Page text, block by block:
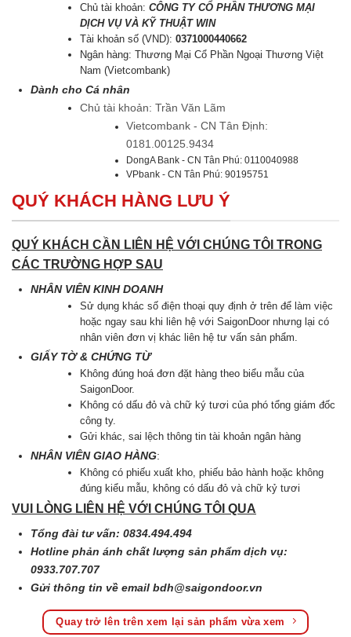
Chủ tài khoản:CÔNG TY CỔ PHẦN THƯƠNG MẠI
DỊCH VỤ VÀ KỸ THUẬT WIN
Tài khoản số (VND):0371000440662
Ngân hàng: Thương Mại Cổ Phần Ngoại Thương Việt
Nam (Vietcombank)
Dành cho Cá nhân
Chủ tài khoản: Trần Văn Lãm
Vietcombank - CN Tân Định:
0181.00125.9434
DongA Bank - CN Tân Phú: 0110040988
VPbank - CN Tân Phú: 90195751
QUÝ KHÁCH HÀNG LƯU Ý
QUÝ KHÁCH CẦN LIÊN HỆ VỚI CHÚNG TÔI TRONG
CÁC TRƯỜNG HỢP SAU
NHÂN VIÊN KINH DOANH
Sử dụng khác số điện thoại quy định ở trên để làm việc
hoặc ngay sau khi liên hệ với SaigonDoor nhưng lại có
nhân viên đơn vị khác liên hệ tư vấn sản phẩm.
GIẤY TỜ & CHỨNG TỪ
Không đúng hoá đơn đặt hàng theo biểu mẫu của
SaigonDoor.
Không có dấu đỏ và chữ ký tươi của phó tổng giám đốc
công ty.
Gửi khác, sai lệch thông tin tài khoản ngân hàng
NHÂN VIÊN GIAO HÀNG:
Không có phiếu xuất kho, phiếu bảo hành hoặc không
đúng kiểu mẫu, không có dấu đỏ và chữ kỷ tươi
VUI LÒNG LIÊN HỆ VỚI CHÚNG TÔI QUA
Tổng đài tư vấn: 0834.494.494
Hotline phản ánh chất lượng sản phẩm dịch vụ:
0933.707.707
Gửi thông tin về emailbdh@saigondoor.vn
Quay trở lên trên xem lại sản phẩm vừa xem